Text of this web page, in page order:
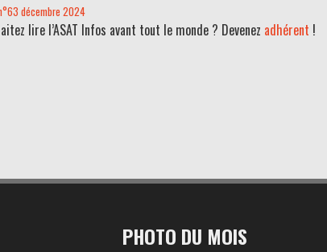
décembre 2024
lire l’ASAT Infos avant tout le monde ? Devenez adhérent !
PHOTO DU MOIS